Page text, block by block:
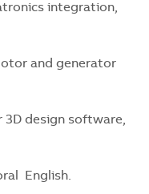
integration,
and generator
3D design software,
English.